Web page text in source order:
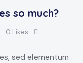
so much?
0 Likes
sed elementum